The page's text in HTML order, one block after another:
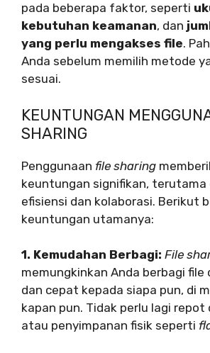
pada beberapa faktor, seperti
kebutuhan keamanan, dan
yang perlu mengakses file.
Anda sebelum memilih metode
sesuai.
KEUNTUNGAN
SHARING
Penggunaan file sharing
keuntungan signifikan, terutama
efisiensi dan kolaborasi. Berikut
keuntungan utamanya:
1. Kemudahan Berbagi: File
memungkinkan Anda berbagi file
dan cepat kepada siapa pun, di
kapan pun. Tidak perlu lagi repot
atau penyimpanan fisik seperti